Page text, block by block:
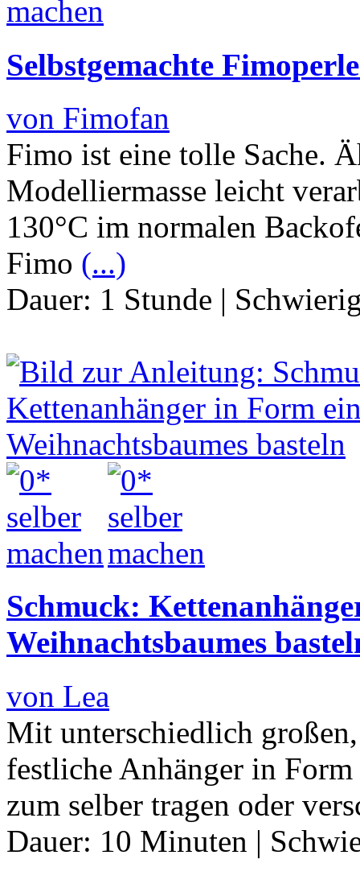
Selbstgemachte
von Fimofan
Fimo ist eine tolle Sache.
Modelliermasse leicht
130°C im normalen
Fimo (...)
Dauer: 1 Stunde |
Schmuck:
Weihnachtsbaumes
von Lea
Mit unterschiedlich
festliche Anhänger in Form
zum selber tragen oder
Dauer: 10 Minuten |